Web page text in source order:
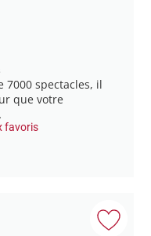
7000 spectacles, il
que votre
favoris